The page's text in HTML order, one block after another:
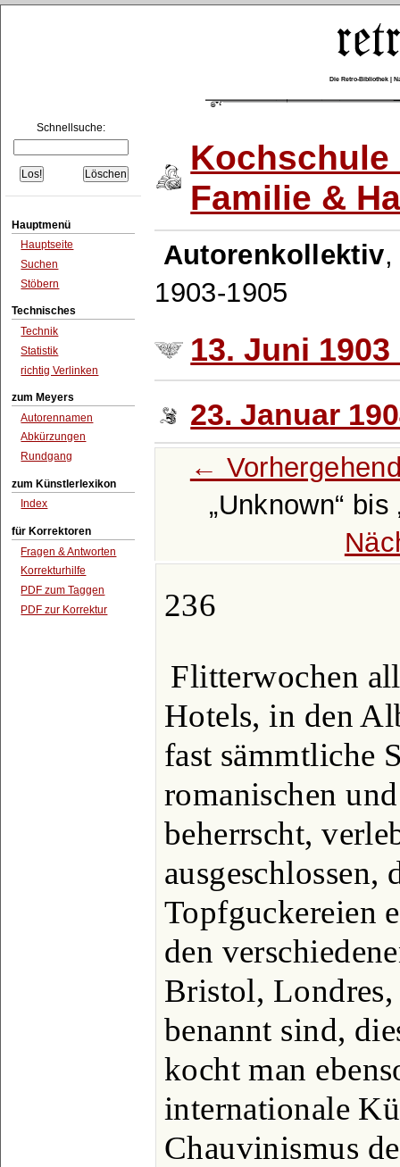
Die Retro-Bibliothek |
Schnellsuche:
Hauptmenü
Hauptseite
Suchen
Stöbern
Technisches
Technik
Statistik
richtig Verlinken
zum Meyers
Autorennamen
Abkürzungen
Rundgang
zum Künstlerlexikon
Index
für Korrektoren
Fragen & Antworten
Korrekturhilfe
PDF zum Taggen
PDF zur Korrektur
Kochschule
Familie &
Autorenkollektiv
1903-1905
13. Juni
23. Januar
←
Unknown
bis
236
Flitterwochen
Hotels, in den
fast sämmtliche
romanischen
beherrscht,
ausgeschlossen,
Topfguckereien
den
Bristol,
benannt sind,
kocht man
internationale
Chauvinismus